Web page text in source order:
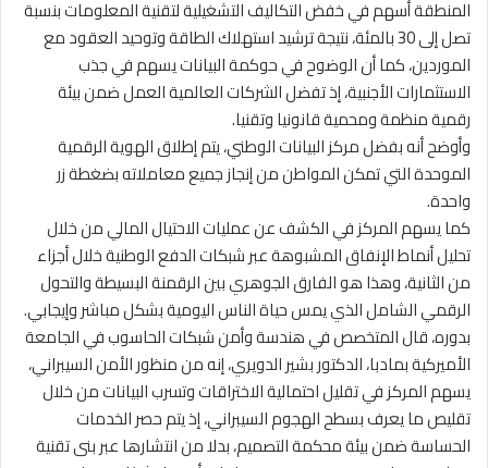
المنطقة أسهم في خفض التكاليف التشغيلية لتقنية المعلومات بنسبة
تصل إلى 30 بالمئة، نتيجة ترشيد استهلاك الطاقة وتوحيد العقود مع
الموردين، كما أن الوضوح في حوكمة البيانات يسهم في جذب
الاستثمارات الأجنبية، إذ تفضل الشركات العالمية العمل ضمن بيئة
رقمية منظمة ومحمية قانونيا وتقنيا.
وأوضح أنه بفضل مركز البيانات الوطني، يتم إطلاق الهوية الرقمية
الموحدة التي تمكن المواطن من إنجاز جميع معاملاته بضغطة زر
واحدة.
كما يسهم المركز في الكشف عن عمليات الاحتيال المالي من خلال
تحليل أنماط الإنفاق المشبوهة عبر شبكات الدفع الوطنية خلال أجزاء
من الثانية، وهذا هو الفارق الجوهري بين الرقمنة البسيطة والتحول
الرقمي الشامل الذي يمس حياة الناس اليومية بشكل مباشر وإيجابي.
بدوره، قال المتخصص في هندسة وأمن شبكات الحاسوب في الجامعة
الأميركية بمادبا، الدكتور بشير الدويري، إنه من منظور الأمن السيبراني،
يسهم المركز في تقليل احتمالية الاختراقات وتسرب البيانات من خلال
تقليص ما يعرف بسطح الهجوم السيبراني، إذ يتم حصر الخدمات
الحساسة ضمن بيئة محكمة التصميم، بدلا من انتشارها عبر بنى تقنية